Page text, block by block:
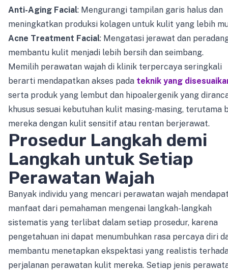
Anti-Aging Facial: Mengurangi tampilan garis halus dan
meningkatkan produksi kolagen untuk kulit yang lebih
Acne Treatment Facial: Mengatasi jerawat dan
membantu kulit menjadi lebih bersih dan seimbang.
Memilih perawatan wajah di klinik terpercaya seringkali
berarti mendapatkan akses pada teknik yang
serta produk yang lembut dan hipoalergenik yang
khusus sesuai kebutuhan kulit masing-masing, terutama
mereka dengan kulit sensitif atau rentan berjerawat.
Prosedur Langkah demi
Langkah untuk Setiap
Perawatan Wajah
Banyak individu yang mencari perawatan wajah
manfaat dari pemahaman mengenai langkah-langkah
sistematis yang terlibat dalam setiap prosedur, karena
pengetahuan ini dapat menumbuhkan rasa percaya diri
membantu menetapkan ekspektasi yang realistis
perjalanan perawatan kulit mereka. Setiap jenis